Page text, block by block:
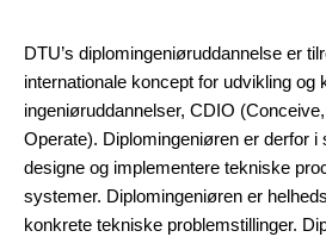
DTU’s diplomingeniøruddannelse er
internationale koncept for udvikling og
ingeniøruddannelser, CDIO
Operate). Diplomingeniøren er derfor
designe og implementere tekniske
systemer. Diplomingeniøren er
konkrete tekniske problemstillinger.